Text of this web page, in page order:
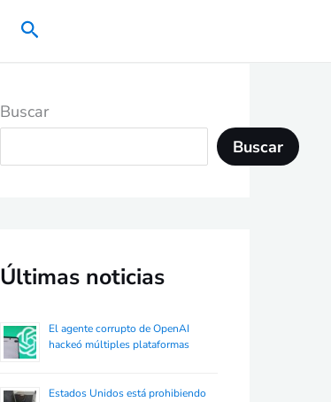
Buscar
Buscar
Buscar
Últimas noticias
El agente corrupto de OpenAI
hackeó múltiples plataformas
Estados Unidos está prohibiendo